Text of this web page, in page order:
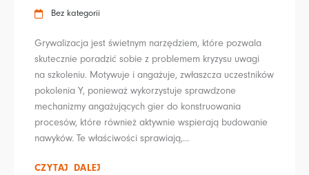
Bez kategorii
Grywalizacja jest świetnym narzędziem, które pozwala
skutecznie poradzić sobie z problemem kryzysu uwagi
na szkoleniu. Motywuje i angażuje, zwłaszcza uczestników
pokolenia Y, ponieważ wykorzystuje sprawdzone
mechanizmy angażujących gier do konstruowania
procesów, które również aktywnie wspierają budowanie
nawyków. Te właściwości sprawiają,...
CZYTAJ DALEJ